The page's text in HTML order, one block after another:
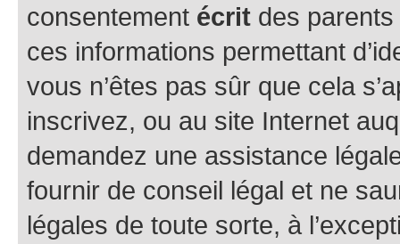
consentement écrit des parents
ces informations permettant
vous n’êtes pas sûr que cela
inscrivez, ou au site Internet
demandez une assistance
fournir de conseil légal et ne
légales de toute sorte, à